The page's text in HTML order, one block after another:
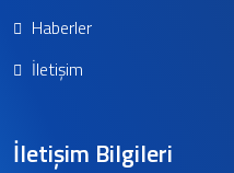
Haberler
İletişim
İletişim Bilgileri